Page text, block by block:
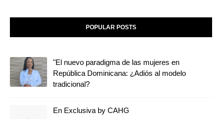
POPULAR POSTS
"El nuevo paradigma de las mujeres en
República Dominicana: ¿Adiós al modelo
tradicional?
En Exclusiva by CAHG